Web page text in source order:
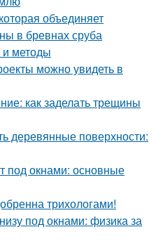
объединяет
в бревнах сруба
методы
можно увидеть в
как заделать трещины
деревянные поверхности:
под окнами: основные
трихологами!
под окнами: физика за